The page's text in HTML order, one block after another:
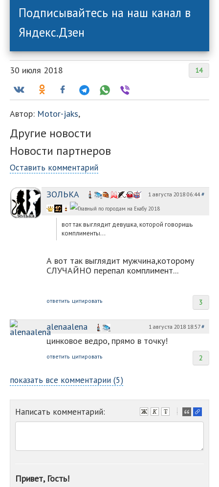
Подписывайтесь на наш канал в
Яндекс.Дзен
14
30 июля 2018
Автор: Motor-jaks,
Другие новости
Новости партнеров
Оставить комментарий
ЗОЛЬКА 1 августа 2018 06:44#
вот так выглядит девушка, которой говоришь
комплименты...
А вот так выглядит мужчина,которому
СЛУЧАЙНО перепал комплимент...
3
ответить цитировать
alenaalena 1 августа 2018 18:57#
цинковое ведро, прямо в точку!
2
ответить цитировать
показать все комментарии (5)
Написать комментарий:
-
-
-
Привет, Гость!